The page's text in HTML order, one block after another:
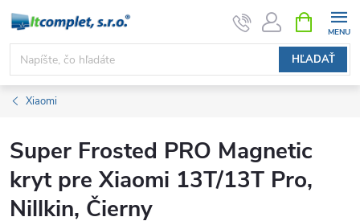
Prejsť
obsah
HĽADAŤ
KOŠÍK
Xiaomi
Super Frosted PRO Magnetic
kryt pre Xiaomi 13T/13T Pro,
Nillkin, Čierny